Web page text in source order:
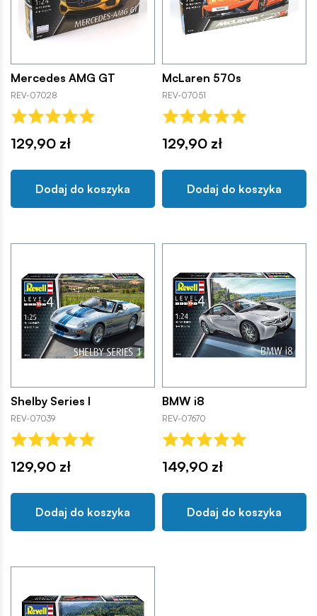
Mercedes AMG GT
REV-07028
129,90 zł
Dodaj do koszyka
McLaren 570s
REV-07051
129,90 zł
Dodaj do koszyka
Shelby Series I
REV-07039
129,90 zł
Dodaj do koszyka
BMW i8
REV-07670
149,90 zł
Dodaj do koszyka